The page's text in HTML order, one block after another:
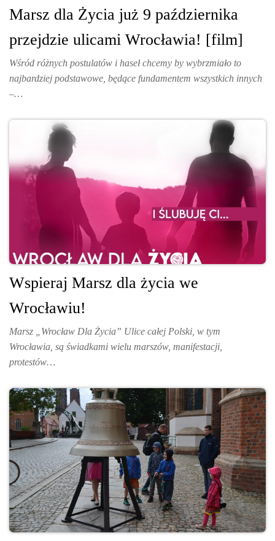
Marsz dla Życia już 9 października
przejdzie ulicami Wrocławia! [film]
Wśród różnych postulatów i haseł chcemy by wybrzmiało to
najbardziej podstawowe, będące fundamentem wszystkich innych
–…
Wspieraj Marsz dla życia we
Wrocławiu!
Marsz „Wrocław Dla Życia” Ulice całej Polski, w tym
Wrocławia, są świadkami wielu marszów, manifestacji,
protestów…